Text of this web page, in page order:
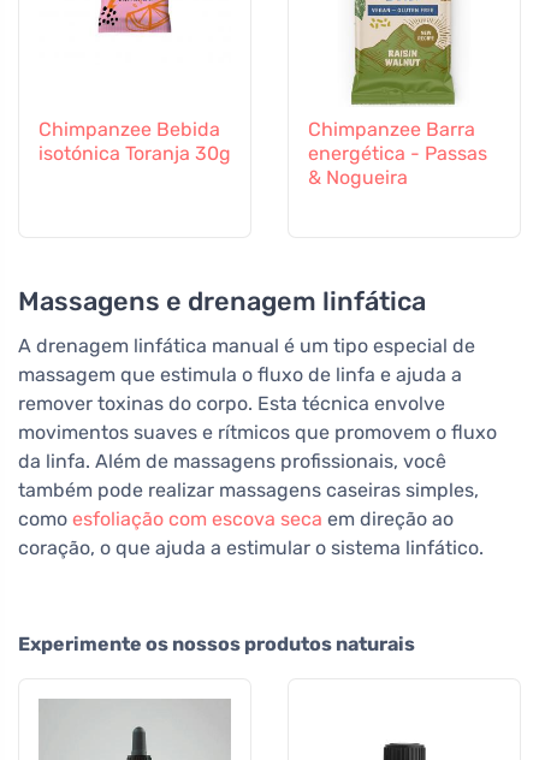
Chimpanzee Bebida
isotónica Toranja 30g
Chimpanzee Barra
energética - Passas
& Nogueira
Massagens e drenagem linfática
A drenagem linfática manual é um tipo especial de
massagem que estimula o fluxo de linfa e ajuda a
remover toxinas do corpo. Esta técnica envolve
movimentos suaves e rítmicos que promovem o fluxo
da linfa. Além de massagens profissionais, você
também pode realizar massagens caseiras simples,
como esfoliação com escova seca em direção ao
coração, o que ajuda a estimular o sistema linfático.
Experimente os nossos produtos naturais